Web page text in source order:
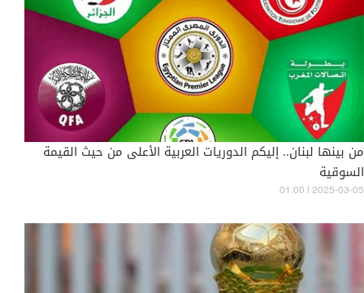
من بينها لبنان.. إليكم الدوريات العربية الأعلى من حيث القيمة
السوقية
01:00 | 2025-03-05